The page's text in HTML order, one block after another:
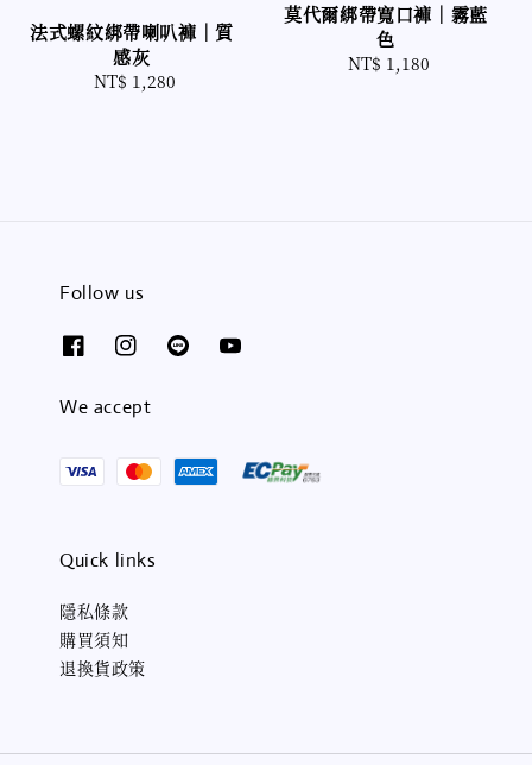
法式螺紋綁帶喇叭褲｜質
感灰
Regular
NT$ 1,280
莫代爾綁帶寬口褲｜霧藍
色
Regular
NT$ 1,180
Follow us
We accept
Quick links
隱私條款
購買須知
退換貨政策